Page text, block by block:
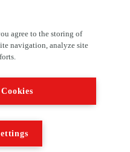
kunnen echter geen rechten
in de advertentie.
je beslissing zouden kunnen
verkoper voor aanvullende
agree to the storing of
navigation, analyze site